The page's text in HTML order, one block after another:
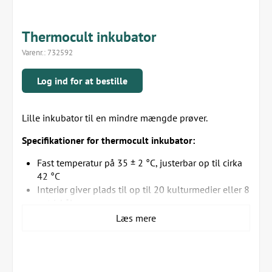
Thermocult inkubator
Varenr.:732592
Log ind for at bestille
Lille inkubator til en mindre mængde prøver.
Specifikationer for thermocult inkubator:
Fast temperatur på 35 ± 2 °C, justerbar op til cirka
42 °C
Interiør giver plads til op til 20 kulturmedier eller 8
Integreret digitalt kontroltermometer, der er let at
Læs mere